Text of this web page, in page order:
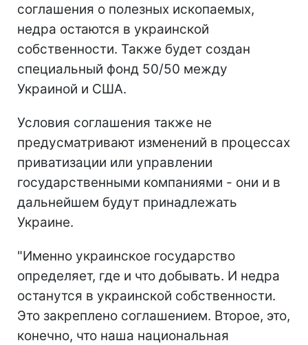
соглашения о полезных ископаемых,
недра остаются в украинской
собственности. Также будет создан
специальный фонд 50/50 между
Украиной и США.
Условия соглашения также не
предусматривают изменений в процессах
приватизации или управлении
государственными компаниями - они и в
дальнейшем будут принадлежать
Украине.
"Именно украинское государство
определяет, где и что добывать. И недра
останутся в украинской собственности.
Это закреплено соглашением. Второе, это,
конечно, что наша национальная